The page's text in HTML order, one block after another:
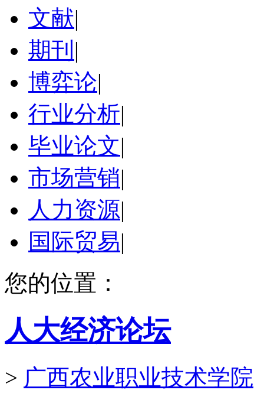
文献|
期刊 |
博弈论|
行业分析|
毕业论文|
市场营销|
人力资源|
国际贸易|
您的位置：
人大经济论坛
> 广西农业职业技术学院